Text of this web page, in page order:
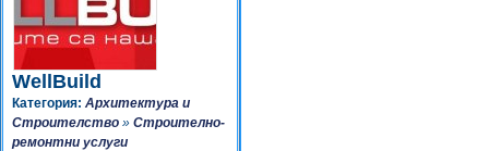
WellBuild
Категория: Архитектура и
Строителство »Строително-
ремонтни услуги